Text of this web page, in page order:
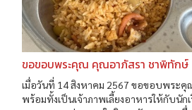
ขอขอบพระคุณ คุณอาภัสรา ชาพิทักษ์
เมื่อวันที่ 14 สิงหาคม 2567 ขอขอบพระ
พร้อมทั้งเป็นเจ้าภาพเลี้ยงอาหารให้กับนัก